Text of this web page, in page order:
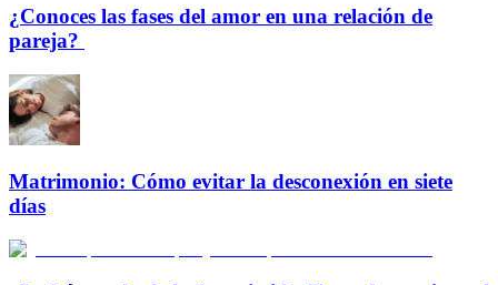
¿Conoces las fases del amor en una relación de
pareja?
Matrimonio: Cómo evitar la desconexión en siete
días